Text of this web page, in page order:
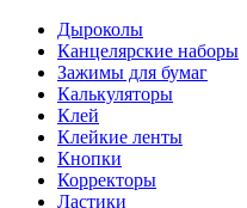
Дыроколы
Канцелярские наборы
Зажимы для бумаг
Калькуляторы
Клей
Клейкие ленты
Кнопки
Корректоры
Ластики